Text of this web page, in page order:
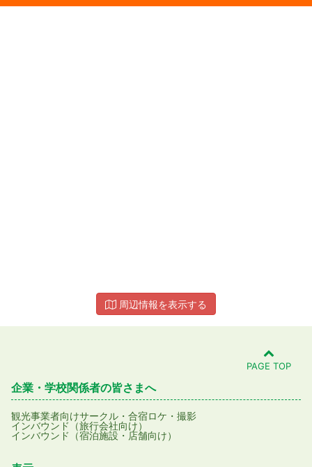
周辺情報を表示する
PAGE TOP
企業・学校関係者の皆さまへ
観光事業者向けサークル・合宿ロケ・撮影
インバウンド（旅行会社向け）
インバウンド（宿泊施設・店舗向け）